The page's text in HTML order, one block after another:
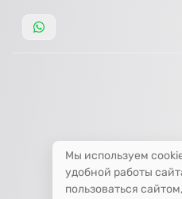
Мы используем
удобной работы
пользоваться